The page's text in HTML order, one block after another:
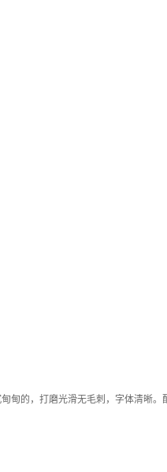
甸的，打磨光滑无毛刺，字体清晰。